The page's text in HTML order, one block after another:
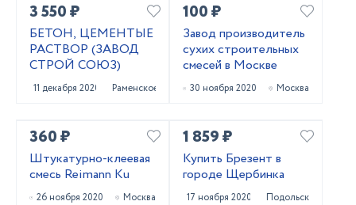
3 550 ₽
БЕТОН, ЦЕМЕНТЫЕ
РАСТВОР (ЗАВОД
СТРОЙ СОЮЗ)
11 декабря 2020 Раменское
100 ₽
Завод производитель
сухих строительных
смесей в Москве
30 ноября 2020 Москва
360 ₽
Штукатурно-клеевая
смесь Reimann Ku
26 ноября 2020 Москва
1 859 ₽
Купить Брезент в
городе Щербинка
17 ноября 2020 Подольск